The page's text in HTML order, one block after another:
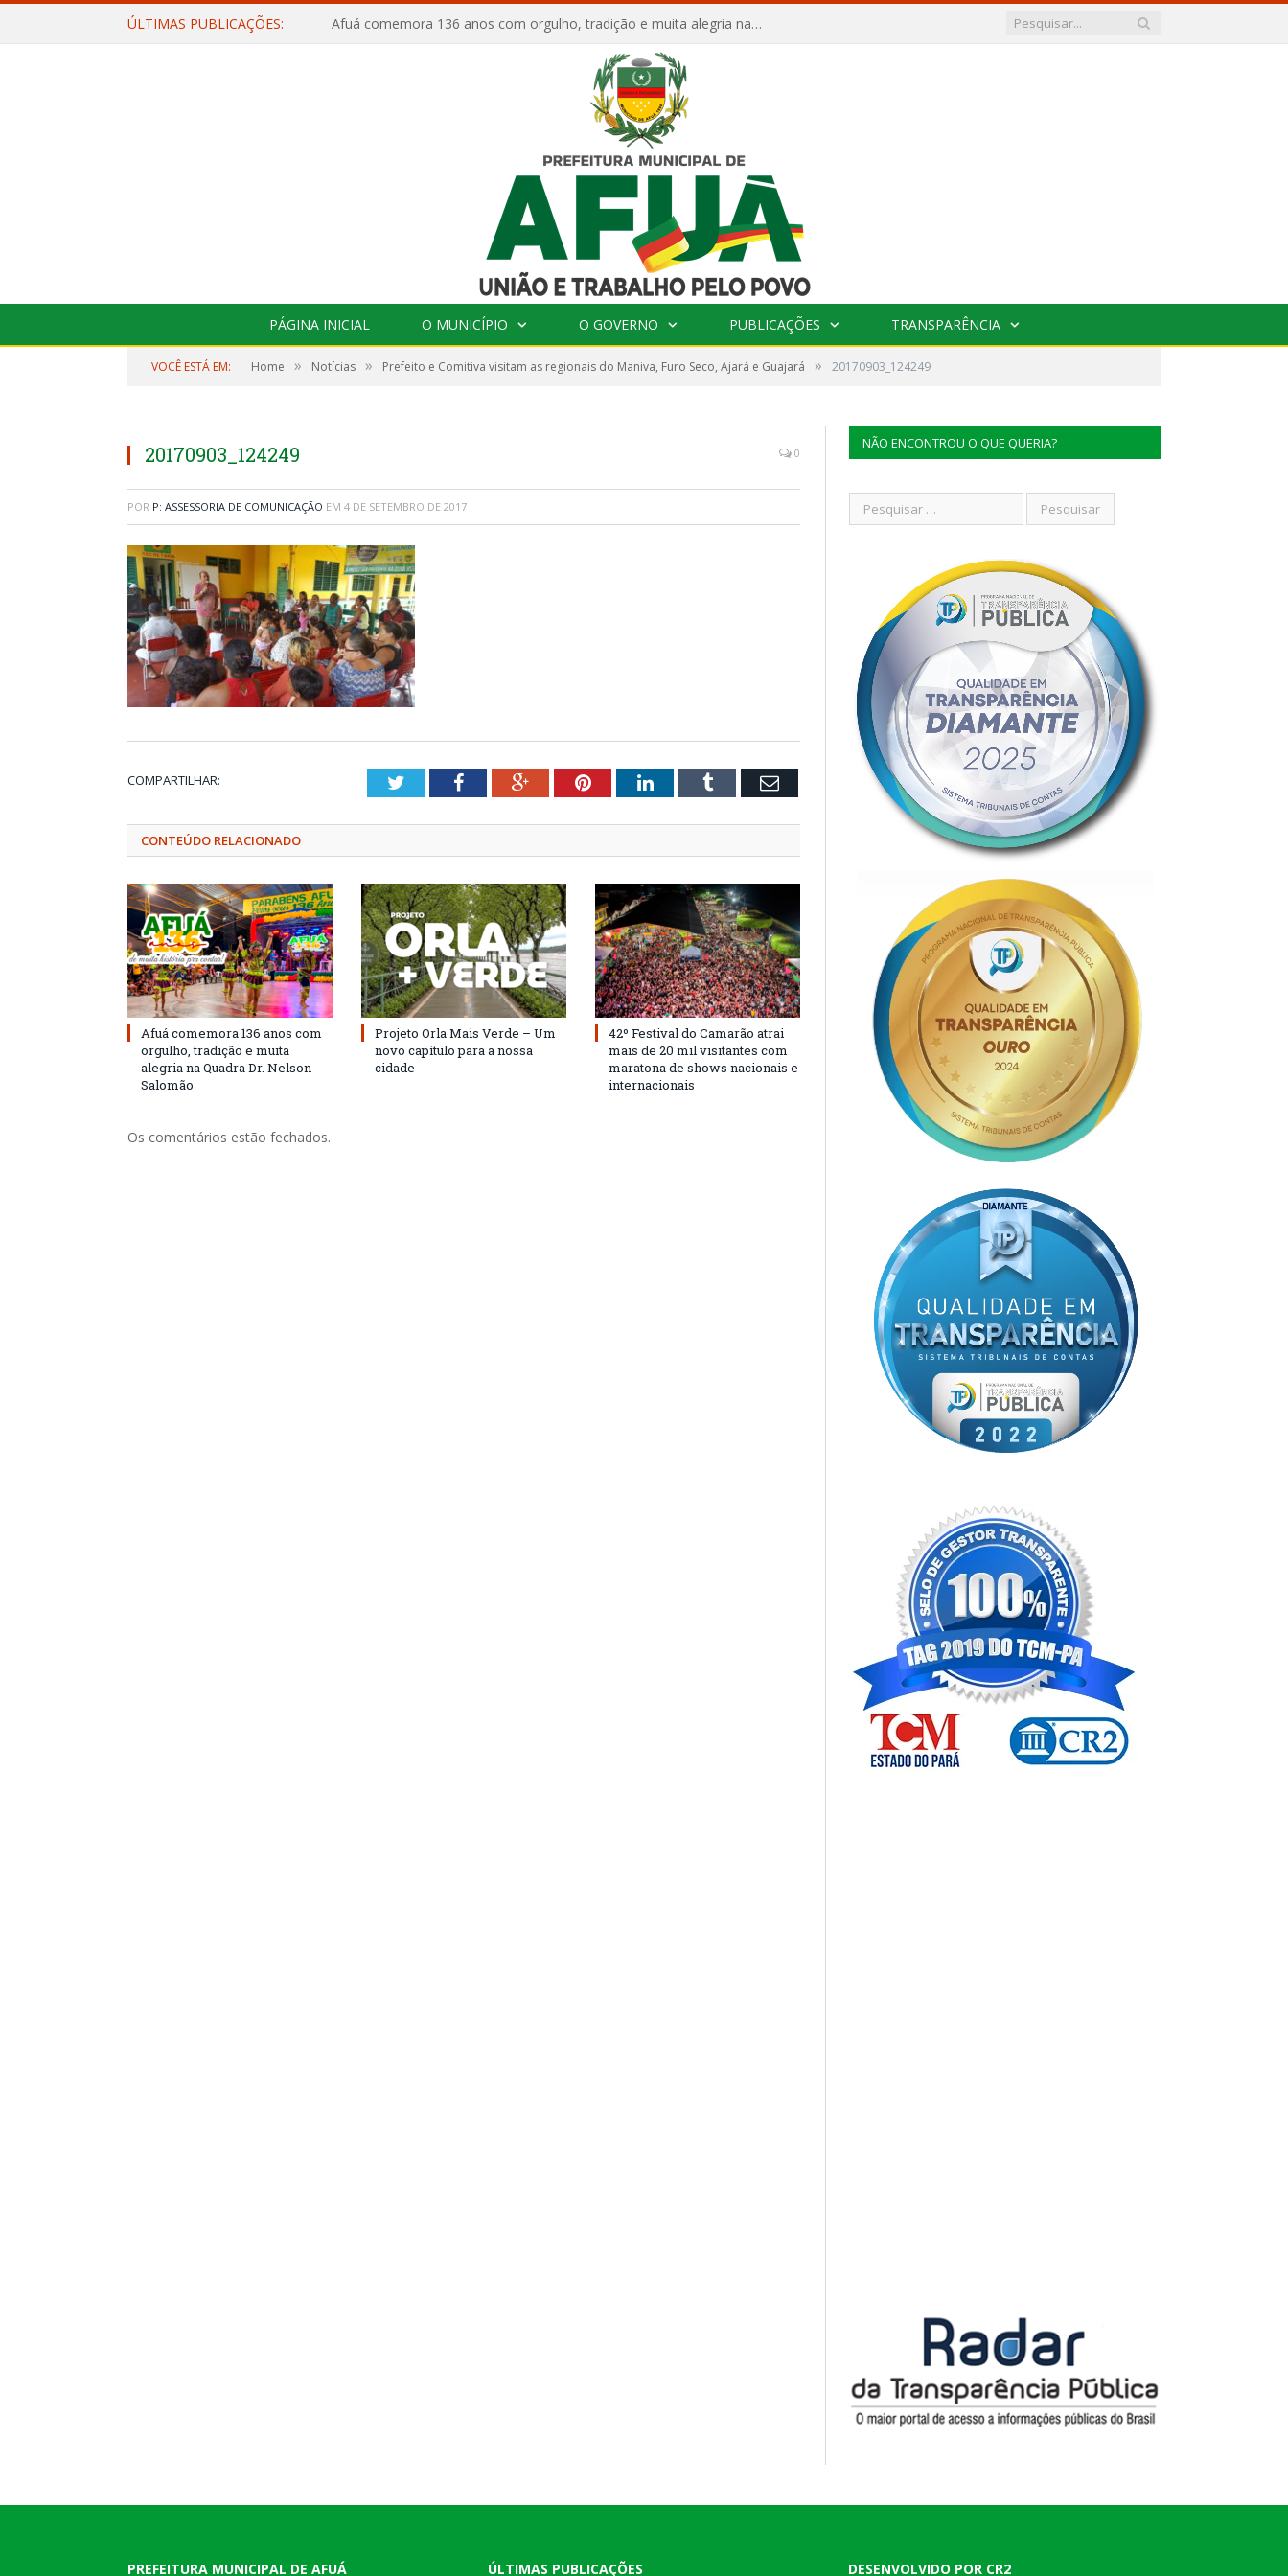
ÚLTIMAS PUBLICAÇÕES: Afuá comemora 136 anos com orgulho, tradição e muita alegria na Quadra Dr. Nelson Salomão
PÁGINA INICIAL O MUNICÍPIO O GOVERNO PUBLICAÇÕES TRANSPARÊNCIA
VOCÊ ESTÁ EM: Home » Notícias » Prefeito e Comitiva visitam as regionais do Maniva, Furo Seco, Ajará e Guajará » 20170903_124249
20170903_124249 0
POR P: ASSESSORIA DE COMUNICAÇÃO EM 4 DE SETEMBRO DE 2017
COMPARTILHAR: TwitterFacebookGoogle+PinterestLinkedInTumblr Email
CONTEÚDO RELACIONADO
Afuá comemora 136 anos com
orgulho, tradição e muita
alegria na Quadra Dr. Nelson
Salomão
Projeto Orla Mais Verde – Um
novo capítulo para a nossa
cidade
42º Festival do Camarão atrai
mais de 20 mil visitantes com
maratona de shows nacionais e
internacionais
Os comentários estão fechados.
NÃO ENCONTROU O QUE QUERIA?
PREFEITURA MUNICIPAL DE AFUÁ ÚLTIMAS PUBLICAÇÕES DESENVOLVIDO POR CR2